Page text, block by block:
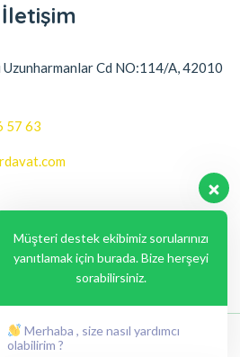
İletişim
Uzunharmanlar Cd NO:114/A, 42010
57 63
Ödeme Seçenekleri
Müşteri destek ekibimiz sorularınızı
yanıtlamak için burada. Bize herşeyi
sorabilirsiniz.
Merhaba , size nasıl yardımcı
olabilirim ?